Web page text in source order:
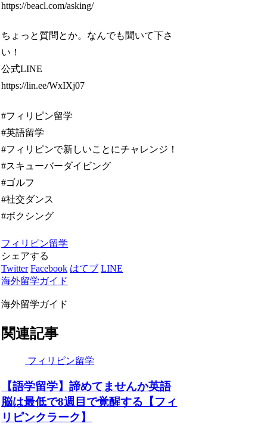
https://beacl.com/asking/
ちょっと質問とか。なんでも聞いて下さ
い！
公式LINE
https://lin.ee/WxIXj07
#フィリピン留学
#英語留学
#フィリピンで新しいことにチャレンジ！
#スキューバーダイビング
#ゴルフ
#社交ダンス
#ボクシング
フィリピン留学
シェアする
Twitter Facebook はてブ LINE
海外留学ガイド
海外留学ガイド
関連記事
フィリピン留学
【語学留学】諦めてませんか英語
脳は最低で8週目で覚醒する【フィ
リピンクラーク】